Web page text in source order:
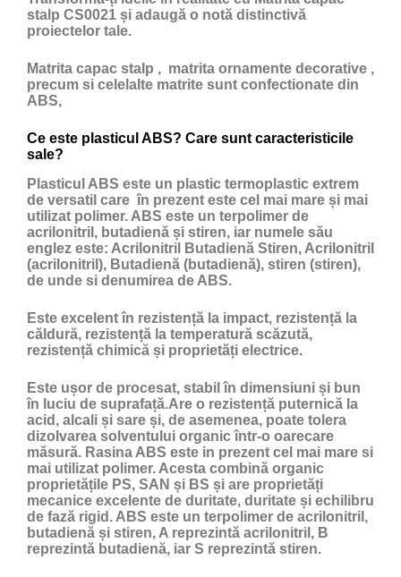
stalp CS0021 și adaugă o notă distinctivă
proiectelor tale.
Matrita capac stalp , matrita ornamente decorative ,
precum si celelalte matrite sunt confectionate din
ABS,
Ce este plasticul ABS? Care sunt caracteristicile
sale?
Plasticul ABS este un plastic termoplastic extrem
de versatil care în prezent este cel mai mare și mai
utilizat polimer. ABS este un terpolimer de
acrilonitril, butadienă și stiren, iar numele său
englez este: Acrilonitril Butadienă Stiren, Acrilonitril
(acrilonitril), Butadienă (butadienă), stiren (stiren),
de unde si denumirea de ABS.
Este excelent în rezistență la impact, rezistență la
căldură, rezistență la temperatură scăzută,
rezistență chimică și proprietăți electrice.
Este ușor de procesat, stabil în dimensiuni și bun
în luciu de suprafață.Are o rezistență puternică la
acid, alcali și sare și, de asemenea, poate tolera
dizolvarea solventului organic într-o oarecare
măsură. Rasina ABS este in prezent cel mai mare si
mai utilizat polimer. Acesta combină organic
proprietățile PS, SAN și BS și are proprietăți
mecanice excelente de duritate, duritate și echilibru
de fază rigid. ABS este un terpolimer de acrilonitril,
butadienă și stiren, A reprezintă acrilonitril, B
reprezintă butadienă, iar S reprezintă stiren.